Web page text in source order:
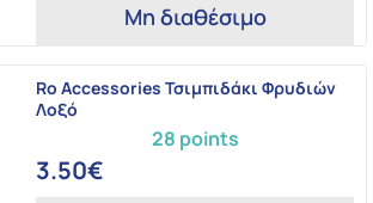
Μη διαθέσιμο
28 points
Ro Accessories Τσιμπιδάκι Φρυδιών
Λοξό
3.50€